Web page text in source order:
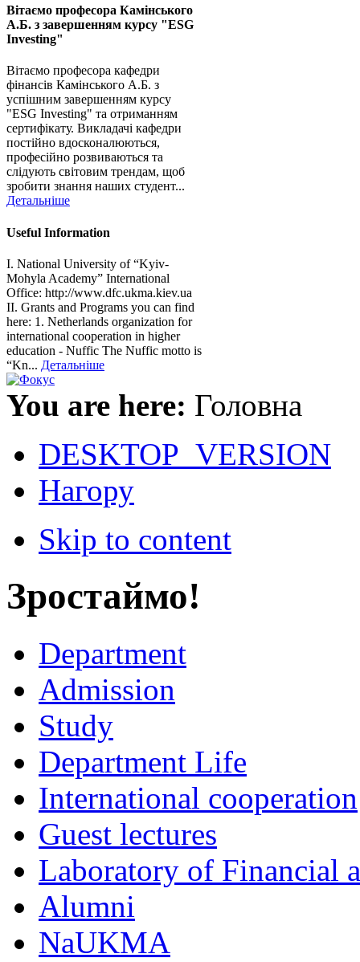
Вітаємо професора Камінського
А.Б. з завершенням курсу "ESG
Investing"
Вітаємо професора кафедри
фінансів Камінського А.Б. з
успішним завершенням курсу
"ESG Investing" та отриманням
сертифікату. Викладачі кафедри
постійно вдосконалюються,
професійно розвиваються та
слідують світовим трендам, щоб
зробити знання наших студент...
Детальніше
Useful Information
I. National University of “Kyiv-
Mohyla Academy” International
Office: http://www.dfc.ukma.kiev.ua
ІІ. Grants and Programs you can find
here: 1. Netherlands organization for
international cooperation in higher
education - Nuffic The Nuffic motto is
“Kn... Детальніше
You are here: Головна
DESKTOP_VERSION
Нагору
Skip to content
Зростаймо!
Department
Admission
Study
Department Life
International cooperation
Guest lectures
Laboratory of Financial
Alumni
NaUKMA